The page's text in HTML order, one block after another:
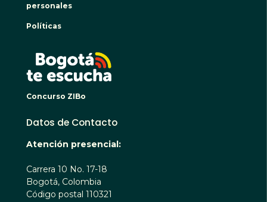
personales
Políticas
Concurso ZIBo
Datos de Contacto
Atención presencial:
Carrera 10 No. 17-18
Bogotá, Colombia
Código postal 110321